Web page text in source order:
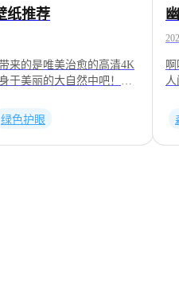
纸推荐
来的是唯美治愈的高清4K
于美丽的大自然中吧！番
2001291401番号：
绿色护眼